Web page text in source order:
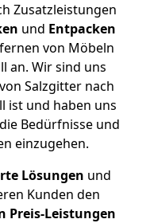
Zusatzleistungen
und Entpacken
von Möbeln
an. Wir sind uns
Salzgitter nach
ist und haben uns
Bedürfnisse und
einzugehen.
Lösungen und
Kunden den
Preis-Leistungen